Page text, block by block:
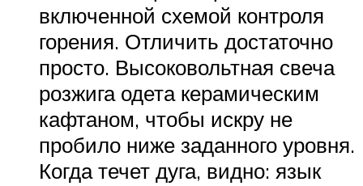
включенной схемой контроля
горения. Отличить достаточно
просто. Высоковольтная свеча
розжига одета керамическим
кафтаном, чтобы искру не
пробило ниже заданного уровня.
Когда течет дуга, видно: язык